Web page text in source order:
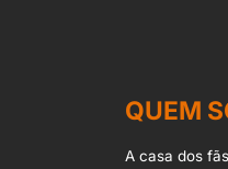
QUEM
A casa dos